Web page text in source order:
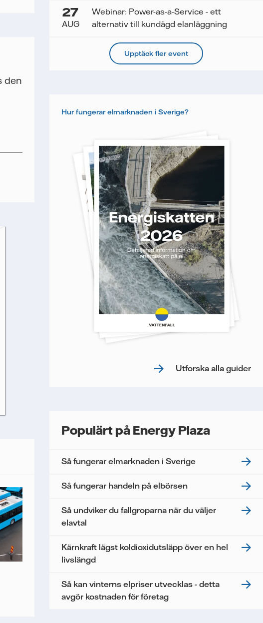
den
27
AUG
Webinar: Power-as-a-Service - ett
alternativ till kundägd elanläggning
Upptäck fler event
Hur fungerar elmarknaden i Sverige?
Utforska alla guider
Populärt på Energy Plaza
Så fungerar elmarknaden i Sverige
Så fungerar handeln på elbörsen
Så undviker du fallgroparna när du väljer
elavtal
Kärnkraft lägst koldioxidutsläpp över en hel
livslängd
Så kan vinterns elpriser utvecklas - detta
avgör kostnaden för företag